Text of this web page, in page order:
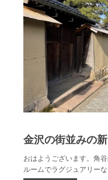
金沢の街並みの新
おはようございます。角
ルームでラグジュアリ